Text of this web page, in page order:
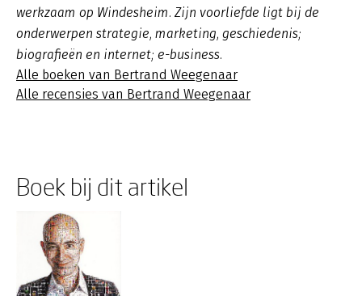
werkzaam op Windesheim. Zijn voorliefde ligt bij de
onderwerpen strategie, marketing, geschiedenis;
biografieën en internet; e-business.
Alle boeken van Bertrand Weegenaar
Alle recensies van Bertrand Weegenaar
Boek bij dit artikel